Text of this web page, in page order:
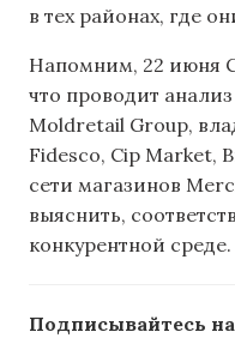
в тех районах, где
Напомним, 22 июня
что проводит
Moldretail Group,
Fidesco, Cip Market,
сети магазинов
выяснить,
конкурентной среде.
Подписывайтесь